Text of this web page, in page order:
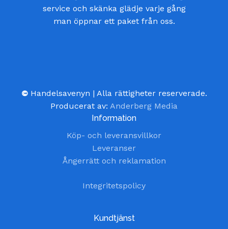
service och skänka glädje varje gång
man öppnar ett paket från oss.
© Handelsavenyn | Alla rättigheter reserverade.
Producerat av: Anderberg Media
Information
Köp- och leveransvillkor
Leveranser
Ångerrätt och reklamation
Integritetspolicy
Kundtjänst